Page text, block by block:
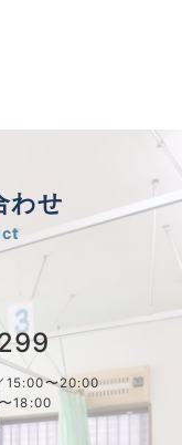
わせ
15:00〜20:00
18:00